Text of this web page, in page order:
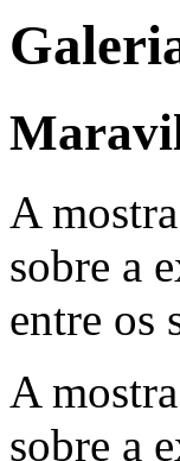
A
sobre a
entre os
A
sobre a